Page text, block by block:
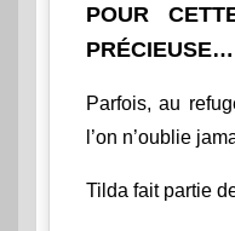
POUR
PRÉCIEUSE…
Parfois, au
l’on n’oublie
Tilda fait partie